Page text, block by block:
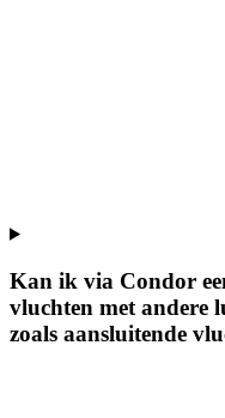
Kan ik via Condor
vluchten met andere
zoals aansluitende